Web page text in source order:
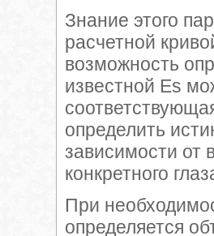
Знание этого
расчетной
возможность
известной Es
определить
зависимости от
конкретного
При
определяется